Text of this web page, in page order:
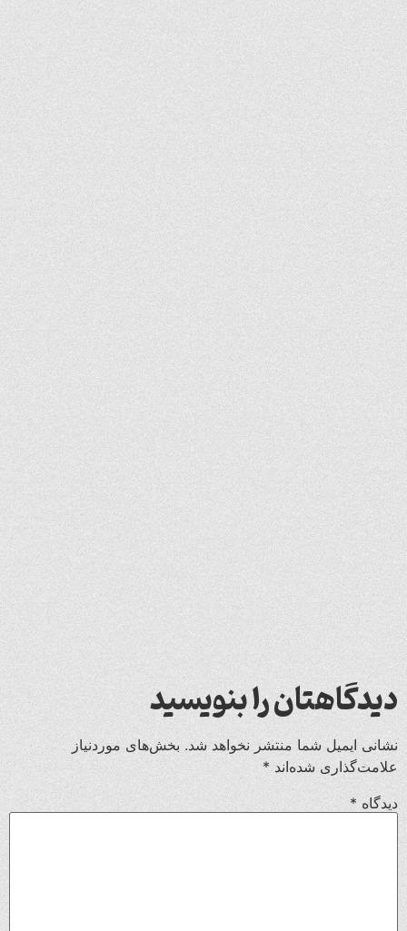
دیدگاهتان را بنویسید
نشانی ایمیل شما منتشر نخواهد شد. بخش‌های موردنیاز
علامت‌گذاری شده‌اند *
دیدگاه*